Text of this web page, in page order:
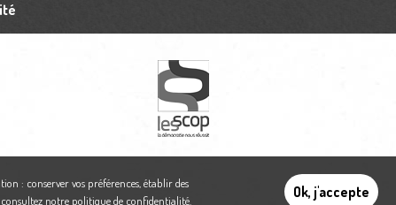
: conserver vos préférences, établir des
consultez notre politique de confidentialité Ok, j'accepte